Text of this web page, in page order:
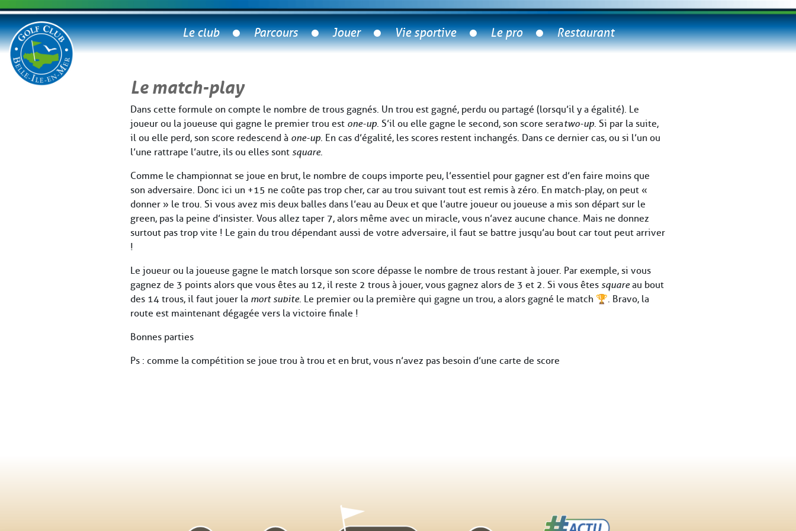
Le club Parcours Jouer Vie sportive Le pro Restaurant
Le match-play
Dans cette formule on compte le nombre de trous gagnés. Un trou est gagné, perdu ou partagé (lorsqu’il y a égalité). Le
joueur ou la joueuse qui gagne le premier trou est one-up. S’il ou elle gagne le second, son score seratwo-up. Si par la suite,
il ou elle perd, son score redescend à one-up. En cas d’égalité, les scores restent inchangés. Dans ce dernier cas, ou si l’un ou
l’une rattrape l’autre, ils ou elles sont square.
Comme le championnat se joue en brut, le nombre de coups importe peu, l’essentiel pour gagner est d’en faire moins que
son adversaire. Donc ici un +15 ne coûte pas trop cher, car au trou suivant tout est remis à zéro. En match-play, on peut «
donner » le trou. Si vous avez mis deux balles dans l’eau au Deux et que l’autre joueur ou joueuse a mis son départ sur le
green, pas la peine d’insister. Vous allez taper 7, alors même avec un miracle, vous n’avez aucune chance. Mais ne donnez
surtout pas trop vite ! Le gain du trou dépendant aussi de votre adversaire, il faut se battre jusqu’au bout car tout peut arriver
!
Le joueur ou la joueuse gagne le match lorsque son score dépasse le nombre de trous restant à jouer. Par exemple, si vous
gagnez de 3 points alors que vous êtes au 12, il reste 2 trous à jouer, vous gagnez alors de 3 et 2. Si vous êtes squareau bout
des 14 trous, il faut jouer la mort subite. Le premier ou la première qui gagne un trou, a alors gagné le match 🏆. Bravo, la
route est maintenant dégagée vers la victoire finale !
Bonnes parties
Ps : comme la compétition se joue trou à trou et en brut, vous n’avez pas besoin d’une carte de score